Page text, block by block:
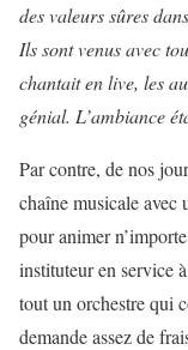
des valeurs sûres
Ils sont venus avec
chantait en live, les
génial. L’ambiance
Par contre, de nos
chaîne musicale
pour animer
instituteur en service
tout un orchestre qui
demande assez de